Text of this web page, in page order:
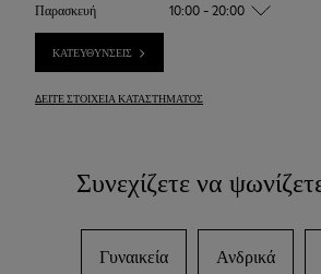
Παρασκευή 10:00 - 20:00
ΚΑΤΕΥΘΎΝΣΕΙΣ
ΔΕΊΤΕ ΣΤΟΙΧΕΊΑ ΚΑΤΑΣΤΉΜΑΤΟΣ
Συνεχίζετε να
Γυναικεία Ανδρικά